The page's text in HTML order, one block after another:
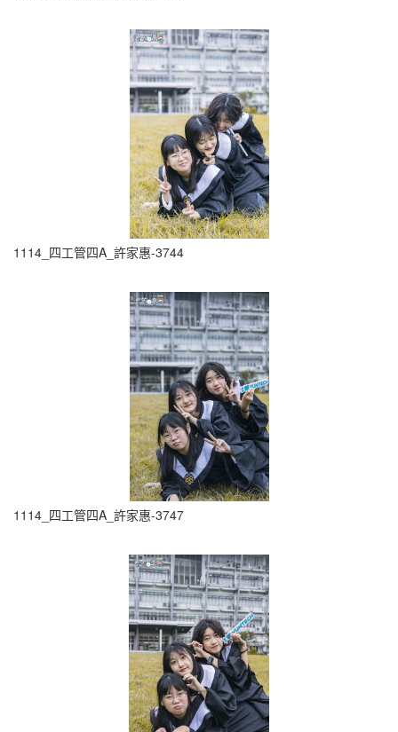
1114_四工管四A_許家惠-3744
1114_四工管四A_許家惠-3747